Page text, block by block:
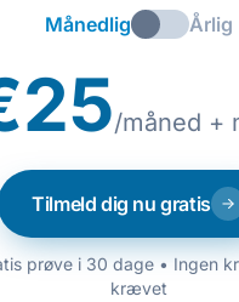
Månedlig Årlig
/måned +
Tilmeld dig nu gratis
prøve i 30 dage • Ingen
krævet